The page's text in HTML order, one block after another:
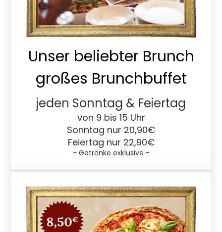
Unser beliebter Brunch
großes Brunchbuffet
jeden Sonntag & Feiertag
von 9 bis 15 Uhr
Sonntag nur 20,90€
Feiertag nur 22,90€
- Getränke exklusive -